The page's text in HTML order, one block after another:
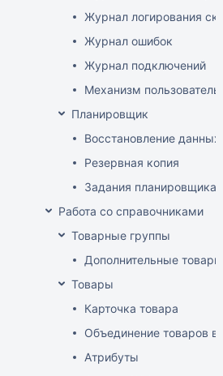
Журнал логирования
Журнал ошибок
Журнал подключений
Механизм
Планировщик
Восстановление данных
Резервная копия
Задания планировщика
Работа со справочниками
Товарные группы
Дополнительные
Товары
Карточка товара
Объединение товаров в
Атрибуты